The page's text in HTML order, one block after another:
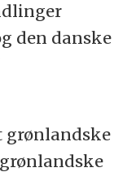
den danske
grønlandske